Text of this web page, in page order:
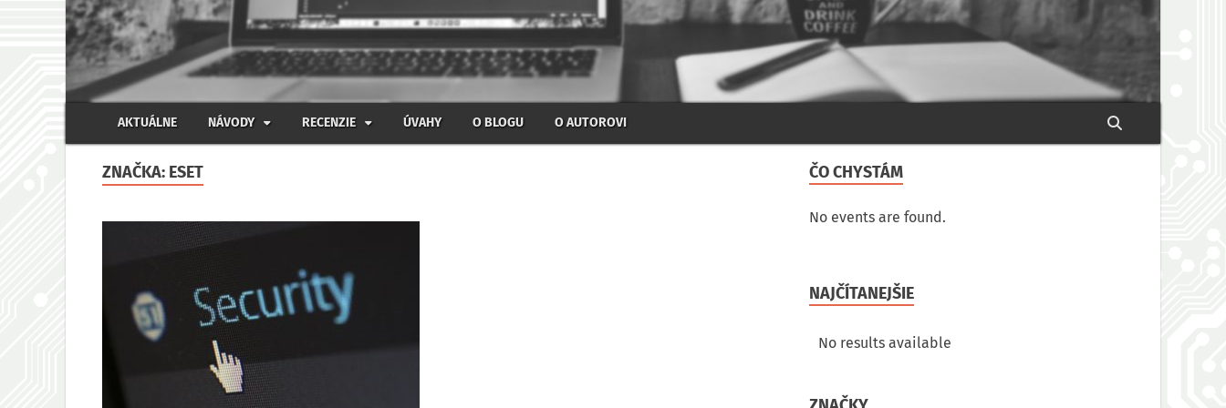
AKTUÁLNE NÁVODY RECENZIE ÚVAHY O BLOGU O AUTOROVI
ZNAČKA: ESET ČO CHYSTÁM
No events are found.
NAJČÍTANEJŠIE
No results available